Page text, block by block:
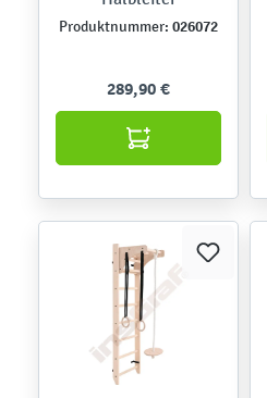
Produktnummer: 026072
289,90 €